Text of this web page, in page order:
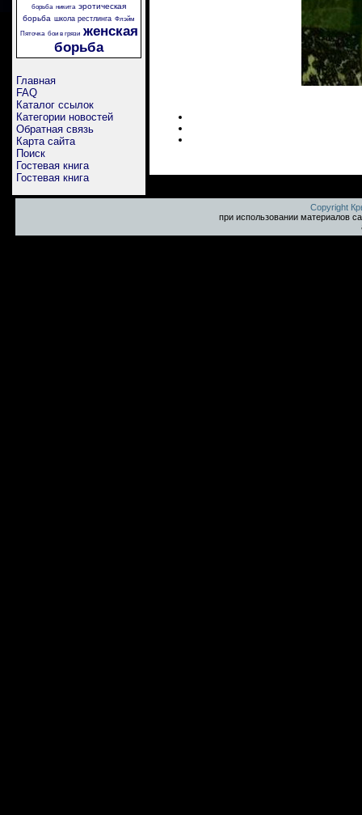
борьба никита эротическая
борьба школа рестлинга Флэйм
Пяточка бои в грязи женская
борьба
Главная
FAQ
Каталог ссылок
Категории новостей
Обратная связь
Карта сайта
Поиск
Гостевая книга
Гостевая книга
Copyright
при использовании материалов